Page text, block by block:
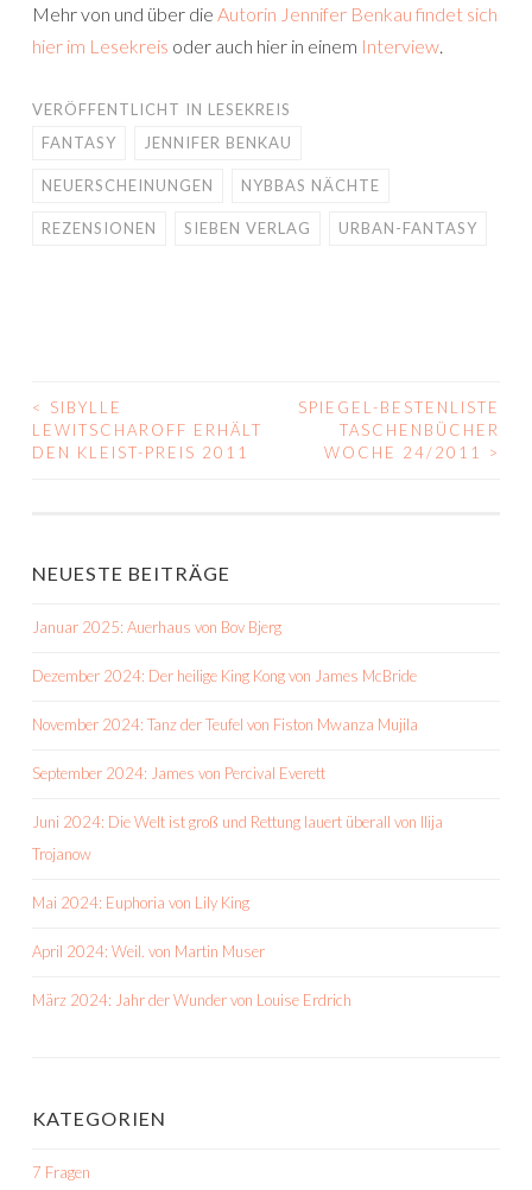
Mehr von und über die Autorin Jennifer Benkau findet sich
hier im Lesekreis oder auch hier in einem Interview.
VERÖFFENTLICHT IN LESEKREIS
FANTASY
JENNIFER BENKAU
NEUERSCHEINUNGEN NYBBAS NÄCHTE
REZENSIONEN SIEBEN VERLAG URBAN-FANTASY
BEITRAGS-
NAVIGATION
<
SIBYLLE
LEWITSCHAROFF ERHÄLT
DEN KLEIST-PREIS 2011
SPIEGEL-BESTENLISTE
TASCHENBÜCHER
WOCHE 24/2011
>
NEUESTE BEITRÄGE
Januar 2025: Auerhaus von Bov Bjerg
Dezember 2024: Der heilige King Kong von James McBride
November 2024: Tanz der Teufel von Fiston Mwanza Mujila
September 2024: James von Percival Everett
Juni 2024: Die Welt ist groß und Rettung lauert überall von Ilija
Trojanow
Mai 2024: Euphoria von Lily King
April 2024: Weil. von Martin Muser
März 2024: Jahr der Wunder von Louise Erdrich
KATEGORIEN
7 Fragen